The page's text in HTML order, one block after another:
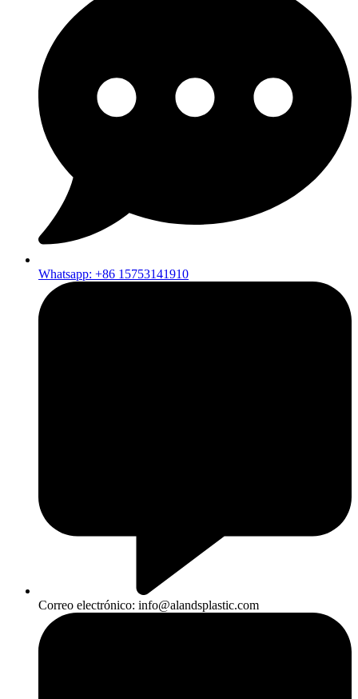
Whatsapp: +86 15753141910
Correo electrónico: info@alandsplastic.com